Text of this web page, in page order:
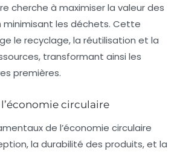
cherche à maximiser la valeur des
les déchets. Cette
le recyclage, la réutilisation et la
transformant ainsi les
premières.
circulaire
de l’économie circulaire
la durabilité des produits, et la